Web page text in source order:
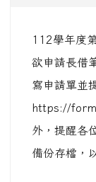
112學年度
欲申請長借
寫申請單並
https://
外，提醒各
備份存檔，